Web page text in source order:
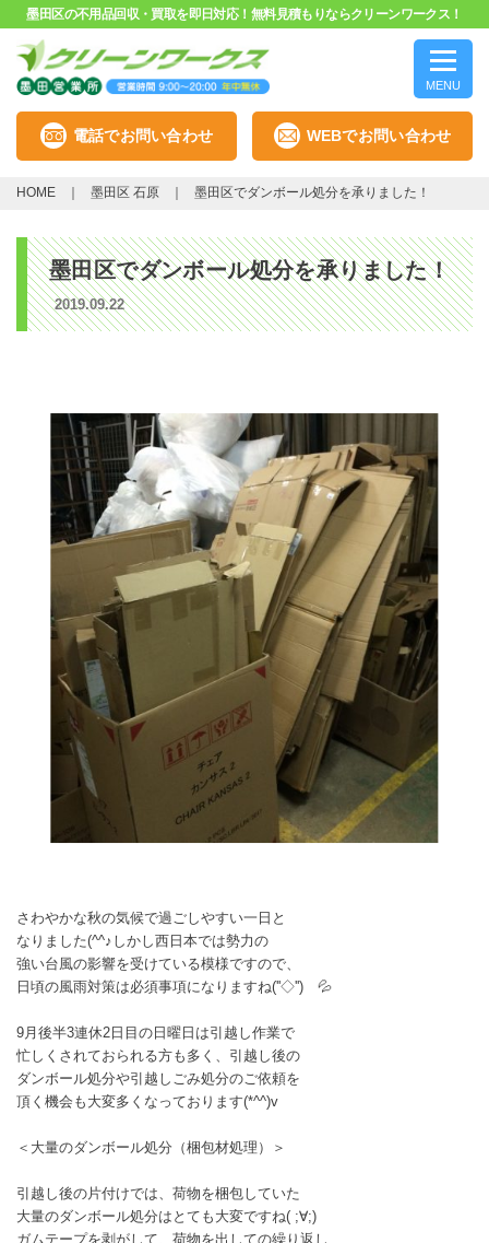
墨田区の不用品回収・買取を即日対応！無料見積もりならクリーンワークス！
MENU
電話でお問い合わせ WEBでお問い合わせ
HOME 墨田区 石原 墨田区でダンボール処分を承りました！
墨田区でダンボール処分を承りました！
2019.09.22
さわやかな秋の気候で過ごしやすい一日と
なりました(^^♪しかし西日本では勢力の
強い台風の影響を受けている模様ですので、
日頃の風雨対策は必須事項になりますね(''◇'')ゞ💦
9月後半3連休2日目の日曜日は引越し作業で
忙しくされておられる方も多く、引越し後の
ダンボール処分や引越しごみ処分のご依頼を
頂く機会も大変多くなっております(*^^)v
＜大量のダンボール処分（梱包材処理）＞
引越し後の片付けでは、荷物を梱包していた
大量のダンボール処分はとても大変ですね( ;∀;)
ガムテープを剥がして、荷物を出しての繰り返し